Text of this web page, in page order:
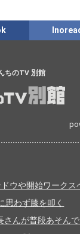
ちのTV 別館
ウや開始ワーク
思わず膝を叩く
んが普段あそん